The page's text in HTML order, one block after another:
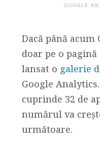
GOOGLE
Dacă până
doar pe o
lansat o galerie
Google
cuprinde 32 de
numărul va
următoare.